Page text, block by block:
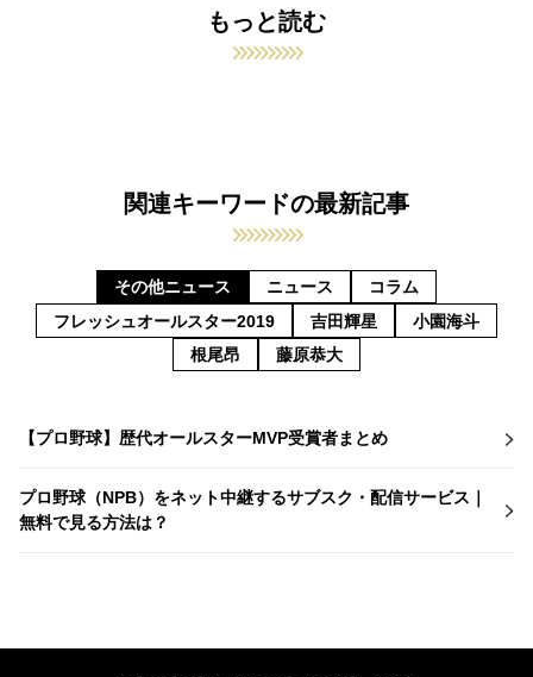
もっと読む
関連キーワードの最新記事
その他ニュース ニュース
コラム
フレッシュオールスター2019
吉田輝星
小園海斗
根尾昂
藤原恭大
【プロ野球】歴代オールスターMVP受賞者まとめ
プロ野球（NPB）をネット中継するサブスク・配信サービス｜
無料で見る方法は？